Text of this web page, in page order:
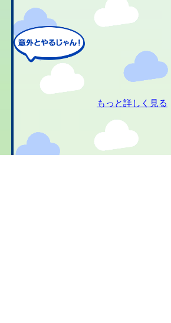
もっと詳しく見る